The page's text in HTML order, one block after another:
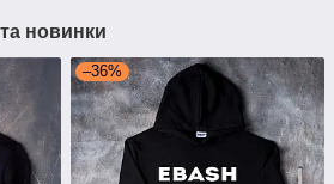
та новинки
–36%